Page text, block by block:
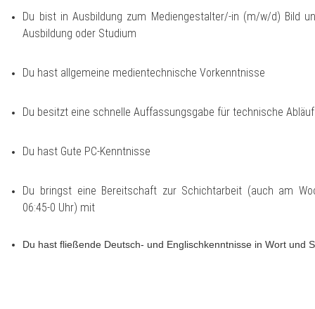
Du bist in Ausbildung zum Mediengestalter/-in (m/w/d) Bild
Ausbildung oder Studium
Du hast allgemeine medientechnische Vorkenntnisse
Du besitzt eine schnelle Auffassungsgabe für technische
Du hast Gute PC-Kenntnisse
Du bringst eine Bereitschaft zur Schichtarbeit (auch am
06:45-0 Uhr) mit
Du hast fließende Deutsch- und Englischkenntnisse in Wort und